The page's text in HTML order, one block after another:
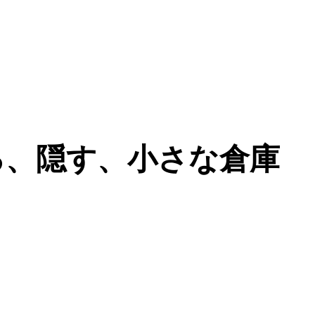
隠す、小さな倉庫